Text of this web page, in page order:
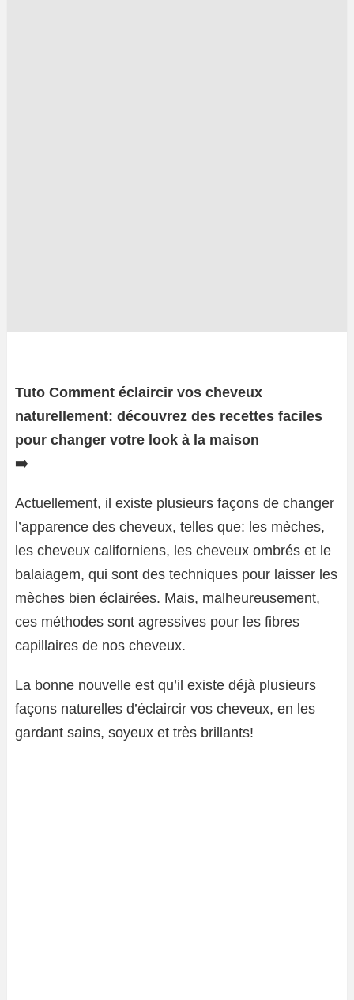
Tuto Comment éclaircir vos cheveux
naturellement: découvrez des recettes faciles
pour changer votre look à la maison
➡️
Actuellement, il existe plusieurs façons de changer
l’apparence des cheveux, telles que: les mèches,
les cheveux californiens, les cheveux ombrés et le
balaiagem, qui sont des techniques pour laisser les
mèches bien éclairées. Mais, malheureusement,
ces méthodes sont agressives pour les fibres
capillaires de nos cheveux.
La bonne nouvelle est qu’il existe déjà plusieurs
façons naturelles d’éclaircir vos cheveux, en les
gardant sains, soyeux et très brillants!